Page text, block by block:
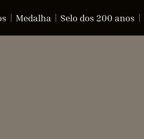
Medalha Selo dos 200 anos